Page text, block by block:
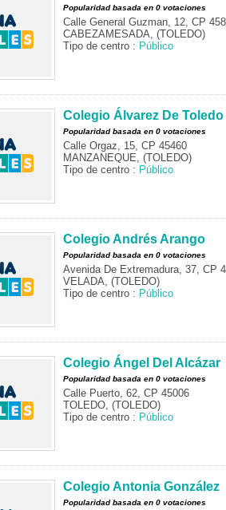
Popularidad basada en 0 votaciones
Calle General Guzman, 12, CP
CABEZAMESADA, (TOLEDO)
Tipo de centro : Público
Colegio Álvarez De Toledo
Popularidad basada en 0 votaciones
Calle Orgaz, 15, CP 45460
MANZANEQUE, (TOLEDO)
Tipo de centro : Público
Colegio Andrés Arango
Popularidad basada en 0 votaciones
Avenida De Extremadura, 37, CP
VELADA, (TOLEDO)
Tipo de centro : Público
Colegio Ángel Del Alcázar
Popularidad basada en 0 votaciones
Calle Puerto, 62, CP 45006
TOLEDO, (TOLEDO)
Tipo de centro : Público
Colegio Antonia González
Popularidad basada en 0 votaciones